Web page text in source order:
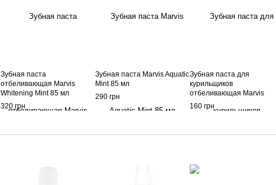
Зубная паста
отбеливающая Marvis
Whitening Mint 85 мл
320 грн
Зубная паста Marvis Aquatic
Mint 85 мл
290 грн
Зубная паста для
курильщиков
отбеливающая Marvis
Smokers Whitening Mint, 25
160 грн